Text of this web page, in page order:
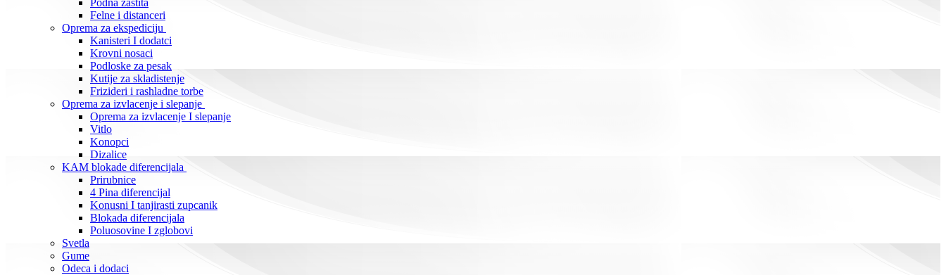
Podna zastita
Felne i distanceri
Oprema za ekspediciju
Kanisteri I dodatci
Krovni nosaci
Podloske za pesak
Kutije za skladistenje
Frizideri i rashladne torbe
Oprema za izvlacenje i slepanje
Oprema za izvlacenje I slepanje
Vitlo
Konopci
Dizalice
KAM blokade diferencijala
Prirubnice
4 Pina diferencijal
Konusni I tanjirasti zupcanik
Blokada diferencijala
Poluosovine I zglobovi
Svetla
Gume
Odeca i dodaci